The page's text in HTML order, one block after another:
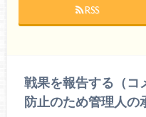
RSS
戦果を報告する（
防止のため管理人の